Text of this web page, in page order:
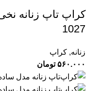
کراپ تاپ زنانه
1027
زنانه, کراپ
۵۶۰.۰۰۰ تومان